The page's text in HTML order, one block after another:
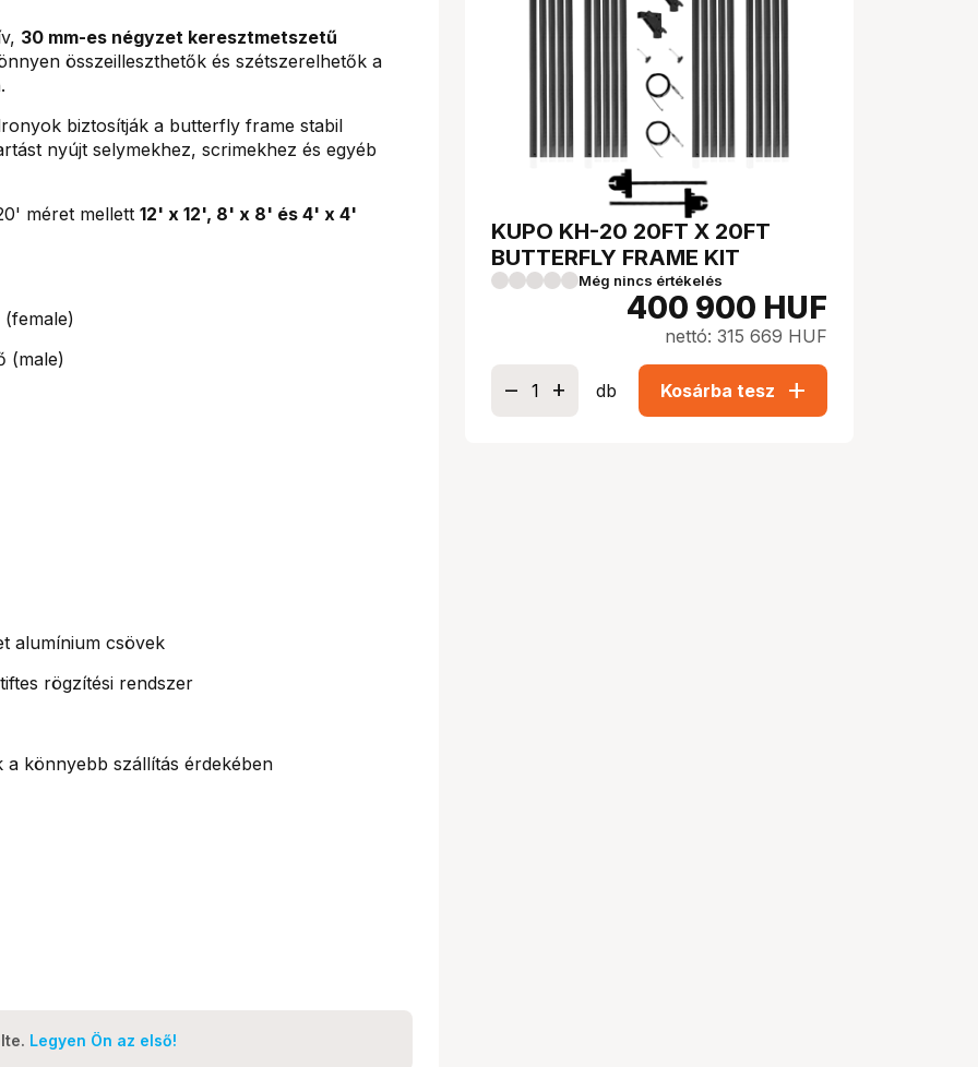
30 mm-es négyzet keresztmetszetű
összeilleszthetők és szétszerelhetők a
biztosítják a butterfly frame stabil
nyújt selymekhez, scrimekhez és egyéb
méret mellett 12' x 12', 8' x 8' és 4' x 4'
(male)
alumínium csövek
rögzítési rendszer
könnyebb szállítás érdekében
Legyen Ön az első!
KUPO KH-20 20FT X 20FT
BUTTERFLY FRAME KIT
Még nincs értékelés
400 900 HUF
nettó: 315 669 HUF
db Kosárba tesz add